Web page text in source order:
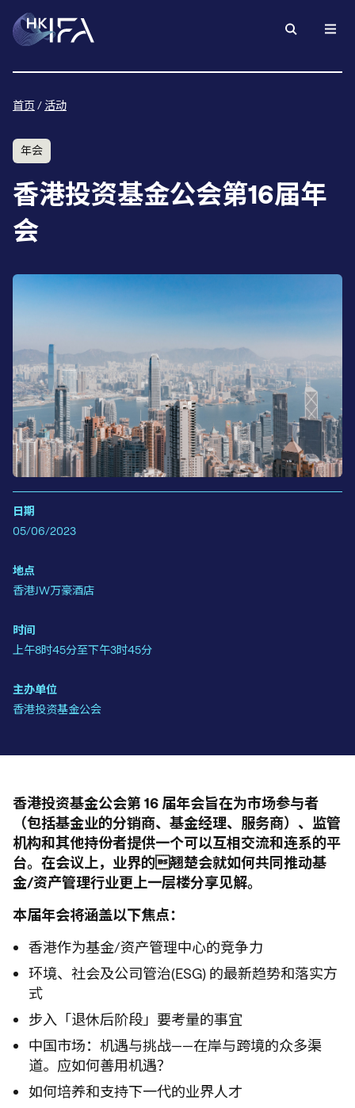
首页/ 活动
年会
香港投资基金公会第16届年
会
日期
05/06/2023
地点
香港JW万豪酒店
时间
上午8时45分至下午3时45分
主办单位
香港投资基金公会
香港投资基金公会第 16 届年会旨在为市场参与者
（包括基金业的分销商、基金经理、服务商）、 监管
机构和其他持份者提供一个可以互相交流和连系的平
台。在会议上， 业界的翘楚会就如何共同推动基
金/资产管理行业更上一层楼分享见解。
本届年会将涵盖以下焦点：
香港作为基金/资产管理中心的竞争力
环境、社会及公司管治(ESG) 的最新趋势和落实方
式
步入「退休后阶段」要考量的事宜
中国市场：机遇与挑战——在岸与跨境的众多渠
道。应如何善用机遇？
如何培养和支持下一代的业界人才